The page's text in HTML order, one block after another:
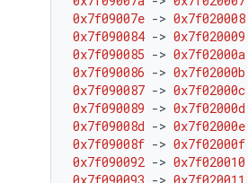
0x7f09007e -> 0x7f020008
0x7f090084 -> 0x7f020009
0x7f090085 -> 0x7f02000a
0x7f090086 -> 0x7f02000b
0x7f090087 -> 0x7f02000c
0x7f090089 -> 0x7f02000d
0x7f09008d -> 0x7f02000e
0x7f09008f -> 0x7f02000f
0x7f090092 -> 0x7f020010